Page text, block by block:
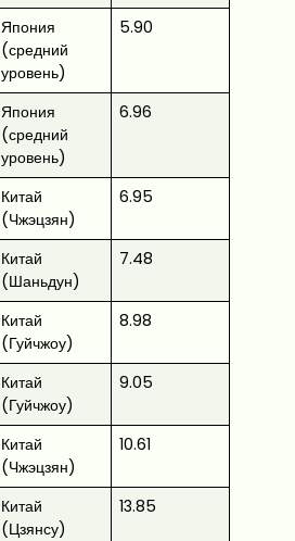
Япония
(средний
уровень)
5.90
Япония
(средний
уровень)
6.96
Китай
(Чжэцзян)
6.95
Китай
(Шаньдун)
7.48
Китай
(Гуйчжоу)
8.98
Китай
(Гуйчжоу)
9.05
Китай
(Чжэцзян)
10.61
Китай
(Цзянсу)
13.85